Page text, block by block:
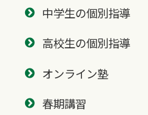
中学生の個別指導
高校生の個別指導
オンライン塾
春期講習